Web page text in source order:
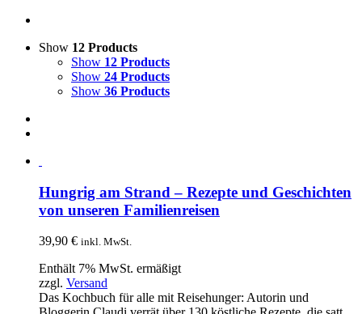
Show 12 Products
Show 12 Products
Show 24 Products
Show 36 Products
Hungrig am Strand – Rezepte und Geschichten
von unseren Familienreisen
39,90 € inkl. MwSt.
Enthält 7% MwSt. ermäßigt
zzgl. Versand
Das Kochbuch für alle mit Reisehunger: Autorin und